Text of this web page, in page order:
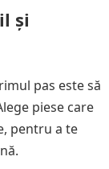
și
pas este să
piese care
pentru a te